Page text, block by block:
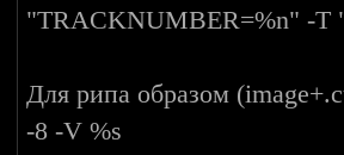
"TRACKNUMBER=%n" -T
Для рипа образом
-8 -V %s